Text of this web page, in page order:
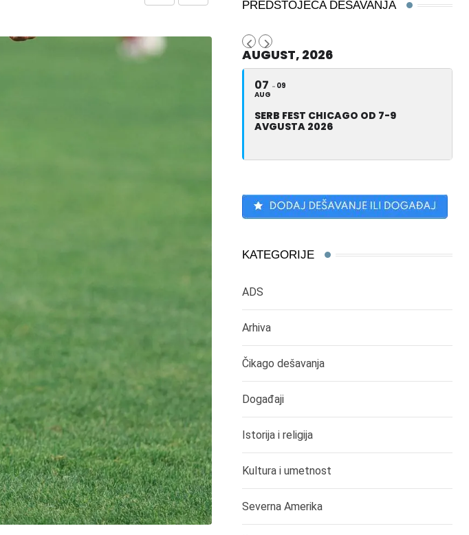
Email
PREDSTOJEĆA DEŠAVANJA
AUGUST, 2026
07
AUG
09
SERB FEST CHICAGO OD 7-9
AVGUSTA 2026
KATEGORIJE
ADS
Arhiva
Čikago dešavanja
Događaji
Istorija i religija
Kultura i umetnost
Severna Amerika